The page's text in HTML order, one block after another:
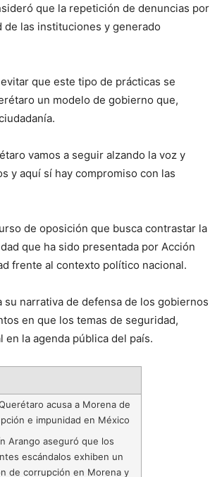
que la repetición de denuncias por
las instituciones y generado
que este tipo de prácticas se
un modelo de gobierno que,
vamos a seguir alzando la voz y
y aquí sí hay compromiso con las
de oposición que busca contrastar la
que ha sido presentada por Acción
frente al contexto político nacional.
narrativa de defensa de los gobiernos
en que los temas de seguridad,
la agenda pública del país.
acusa a Morena de
e impunidad en México
Arango aseguró que los
escándalos exhiben un
de corrupción en Morena y